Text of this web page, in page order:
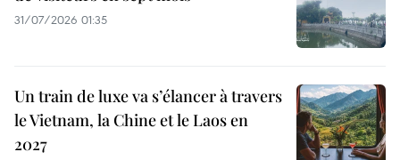
31/07/2026 01:35
Un train de luxe va s’élancer à travers
le Vietnam, la Chine et le Laos en
2027